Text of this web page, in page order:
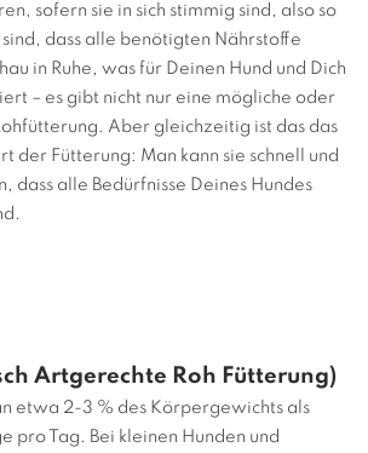
sofern sie in sich stimmig sind, also so
dass alle benötigten Nährstoffe
in Ruhe, was für Deinen Hund und Dich
– es gibt nicht nur eine mögliche oder
Aber gleichzeitig ist das das
der Fütterung: Man kann sie schnell und
dass alle Bedürfnisse Deines Hundes
Artgerechte Roh Fütterung)
etwa 2-3 % des Körpergewichts als
pro Tag. Bei kleinen Hunden und